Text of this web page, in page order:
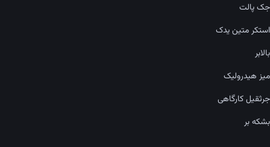
جک پالت
استکر متین یدک
بالابر
میز هیدرولیک
جرثقیل کارگاهی
بشکه بر